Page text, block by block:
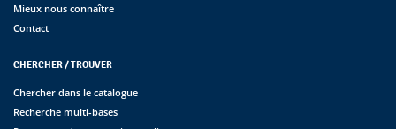
Mieux nous connaître
Contact
CHERCHER / TROUVER
Chercher dans le catalogue
Recherche multi-bases